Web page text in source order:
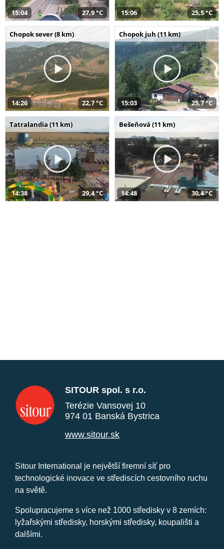
15:04 27,9 °C 15:06 25,5 °C
Chopok sever (8 km)
14:26 22,7 °C
Chopok juh (11 km)
15:03 25,7 °C
Tatralandia (11 km)
14:38 29,4 °C
Bešeňová (11 km)
14:48 30,4 °C
SITOUR spol. s r.o.
Terézie Vansovej 10
974 01 Banská Bystrica
www.sitour.sk
Sitour International je největší firemní síť pro
technologické inovace ve střediscích cestovního ruchu
na světě.
Spolupracujeme s více než 1000 středisky v 8 zemích:
lyžařskými středisky, horskými středisky, koupališti a
dalšími.